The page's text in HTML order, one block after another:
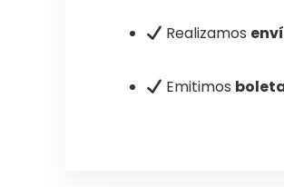
Realizamos
Emitimos